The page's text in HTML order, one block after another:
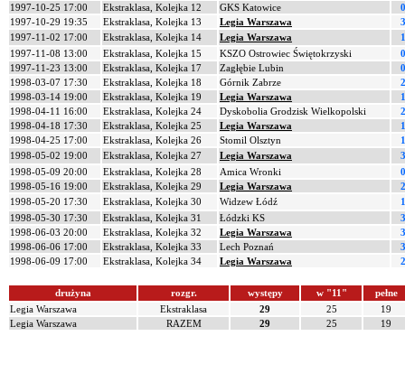
1997-10-25 17:00
Ekstraklasa, Kolejka 12 GKS Katowice
1997-10-29 19:35
Ekstraklasa, Kolejka 13 Legia Warszawa
1997-11-02 17:00
Ekstraklasa, Kolejka 14 Legia Warszawa
1997-11-08 13:00
Ekstraklasa, Kolejka 15 KSZO Ostrowiec Świętokrzyski
1997-11-23 13:00
Ekstraklasa, Kolejka 17 Zagłębie Lubin
1998-03-07 17:30
Ekstraklasa, Kolejka 18 Górnik Zabrze
1998-03-14 19:00
Ekstraklasa, Kolejka 19 Legia Warszawa
1998-04-11 16:00
Ekstraklasa, Kolejka 24 Dyskobolia Grodzisk Wielkopolski
1998-04-18 17:30
Ekstraklasa, Kolejka 25 Legia Warszawa
1998-04-25 17:00
Ekstraklasa, Kolejka 26 Stomil Olsztyn
1998-05-02 19:00
Ekstraklasa, Kolejka 27 Legia Warszawa
1998-05-09 20:00
Ekstraklasa, Kolejka 28 Amica Wronki
1998-05-16 19:00
Ekstraklasa, Kolejka 29 Legia Warszawa
1998-05-20 17:30
Ekstraklasa, Kolejka 30 Widzew Łódź
1998-05-30 17:30
Ekstraklasa, Kolejka 31 Łódzki KS
1998-06-03 20:00
Ekstraklasa, Kolejka 32 Legia Warszawa
1998-06-06 17:00
Ekstraklasa, Kolejka 33 Lech Poznań
1998-06-09 17:00
Ekstraklasa, Kolejka 34 Legia Warszawa
drużyna rozgr. występy w "11"
pełne
Legia Warszawa
Ekstraklasa 29 25
19
Legia Warszawa
RAZEM 29 25 19